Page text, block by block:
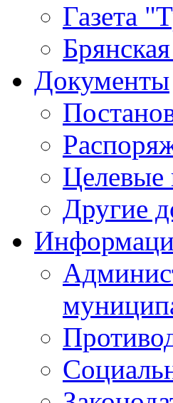
Газета
Документы
Другие